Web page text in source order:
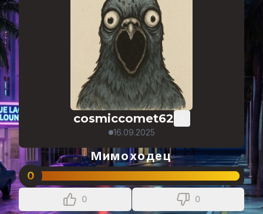
cosmiccomet62
16.09.2025
Мимоходец
0
0 0